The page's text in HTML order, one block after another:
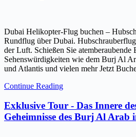
Dubai Helikopter-Flug buchen –
Rundflug über Dubai.
der Luft. Schießen Sie atemberaubende
Sehenswürdigkeiten wie dem Burj Al
und Atlantis und vielen mehr Jetzt
Continue Reading
Exklusive Tour - Das Innere
Geheimnisse des Burj Al Arab